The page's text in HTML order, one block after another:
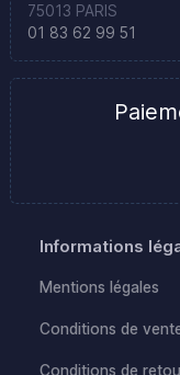
75013 PARIS
01 83 62 99 51
Informations
Mentions légales
Conditions de
Conditions de